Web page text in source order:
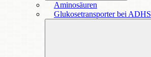
Aminosäuren
Glukosetransporter bei ADHS